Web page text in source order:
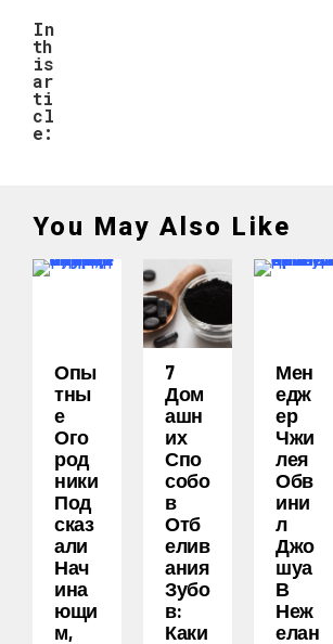
In
th
is
ar
ti
cl
e:
You May Also Like
Опы
Тны
Е
Ого
Род
Ники
Под
Сказ
Али
Нач
Ина
Ющи
М,
7
Дом
Ашн
Их
Спо
Собо
В
Отб
Елив
Ания
Зубо
В:
Каки
Мен
Едж
Ер
Чжи
Лея
Обв
Ини
Л
Джо
Шуа
В
Неж
Елан